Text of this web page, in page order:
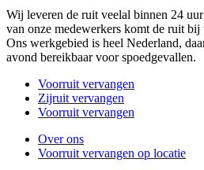
Wij leveren de ruit veelal binnen 24
van onze medewerkers komt de ruit
Ons werkgebied is heel Nederland,
avond bereikbaar voor spoedgevallen.
Voorruit vervangen
Zijruit vervangen
Voorruit vervangen
Over ons
Voorruit vervangen op locatie